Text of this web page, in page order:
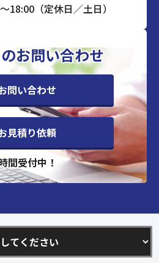
18:00（定休日／土日）
お問い合わせ
問い合わせ
見積り依頼
間受付中！